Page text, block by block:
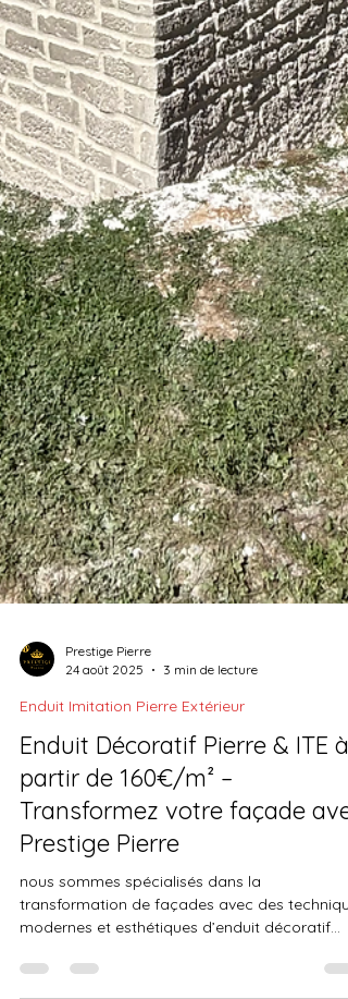
Prestige Pierre
24 août 2025
3 min de lecture
Enduit Imitation Pierre Extérieur
Enduit Décoratif Pierre & ITE à